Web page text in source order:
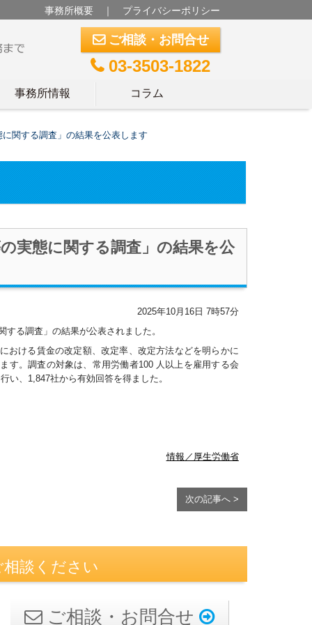
事務所概要 ｜ プライバシーポリシー
mご相談・お問合せ
t03-3503-1822
事務所情報 コラム
関する調査」の結果を公表します
実態に関する調査」の結果を公
2025年10月16日 7時57分
る調査」の結果が公表されました。
おける賃金の改定額、改定率、改定方法などを明らかに
す。調査の対象は、常用労働者100 人以上を雇用する会
い、1,847社から有効回答を得ました。
情報／厚生労働省
次の記事へ >
談ください
ご相談・お問合せ